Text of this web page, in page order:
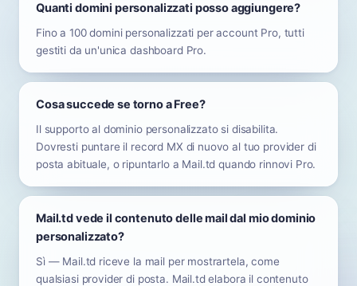
Quanti domini personalizzati posso aggiungere?
Fino a 100 domini personalizzati per account Pro, tutti
gestiti da un'unica dashboard Pro.
Cosa succede se torno a Free?
Il supporto al dominio personalizzato si disabilita.
Dovresti puntare il record MX di nuovo al tuo provider di
posta abituale, o ripuntarlo a Mail.td quando rinnovi Pro.
Mail.td vede il contenuto delle mail dal mio dominio
personalizzato?
Sì — Mail.td riceve la mail per mostrartela, come
qualsiasi provider di posta. Mail.td elabora il contenuto